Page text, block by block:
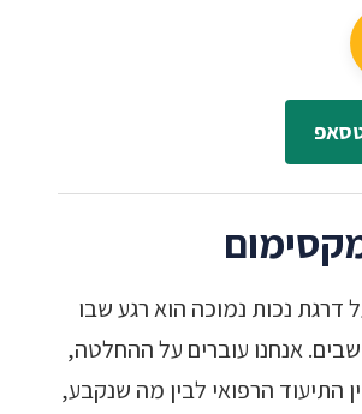
דרגת נכות נמוכה הוא רגע שבו
אנחנו עוברים על ההחלטה,
התיעוד הרפואי לבין מה שנקבע,